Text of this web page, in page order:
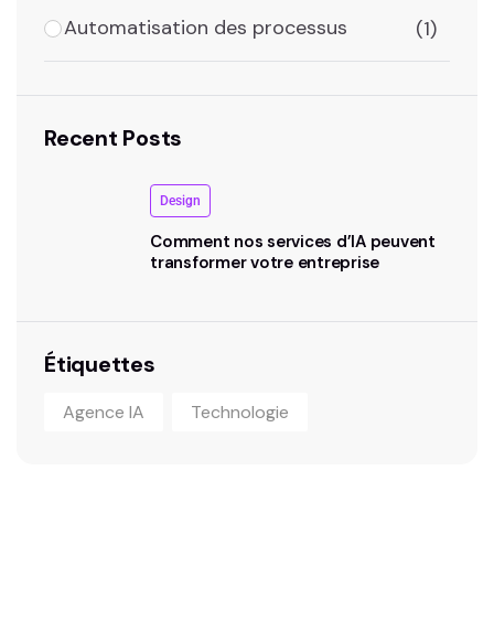
Automatisation des processus (1)
Recent Posts
Design
Comment nos services d’IA peuvent
transformer votre entreprise
Étiquettes
Agence IA Technologie